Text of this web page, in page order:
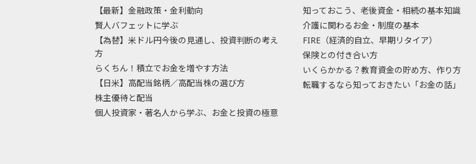
【最新】金融政策・金利動向
賢人バフェットに学ぶ
【為替】米ドル円今後の見通し、投資判断の考え
方
らくちん！積立でお金を増やす方法
【日米】高配当銘柄／高配当株の選び方
株主優待と配当
個人投資家・著名人から学ぶ、お金と投資の極意
知っておこう、老後資金・相続の基本知識
介護に関わるお金・制度の基本
FIRE（経済的自立、早期リタイア）
保険との付き合い方
いくらかかる？教育資金の貯め方、作り方
転職するなら知っておきたい「お金の話」